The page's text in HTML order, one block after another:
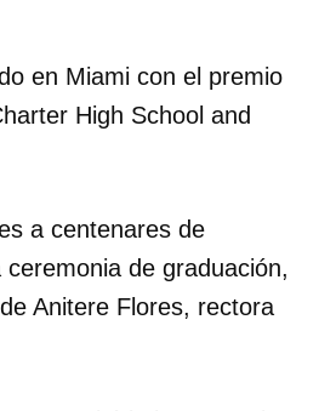
en Miami con el premio
High School and
a centenares de
de graduación,
Anitere Flores, rectora